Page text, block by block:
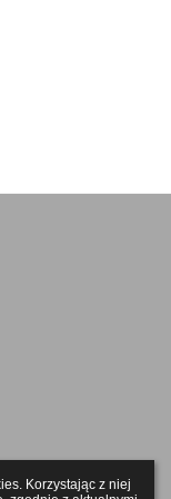
Korzystając z niej